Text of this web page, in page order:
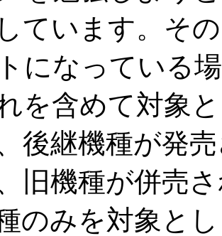
ています。そ
になっている
を含めて対象
後継機種が発
旧機種が併売
のみを対象と